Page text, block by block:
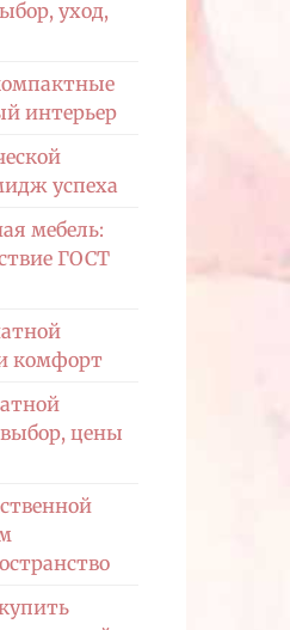
уход,
интерьер
успеха
мебель:
ГОСТ
комфорт
цены